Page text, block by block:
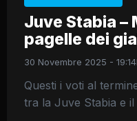
Juve Stabia –
pagelle dei
30 Novembre 2025 - 19:14
Questi i voti al
tra la Juve Stabia e